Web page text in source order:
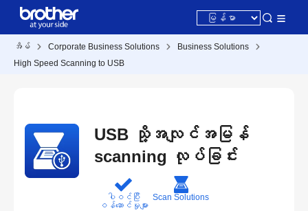
အိမ် Corporate Business Solutions
Business Solutions
High Speed Scanning to USB
USB သို့အလျင်အမြန်
scanning လုပ်ခြင်း
ပါဝင်ပြီး
ဝန်ဆောင်မှုများ
Scan Solutions